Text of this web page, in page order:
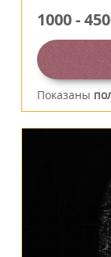
1000-
Показаны